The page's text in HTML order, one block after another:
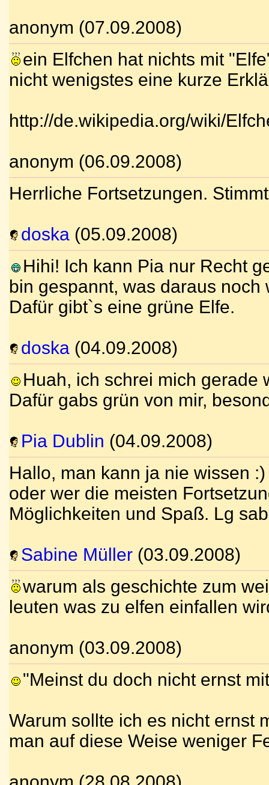
anonym (07.09.2008)
ein Elfchen hat nichts mit
nicht wenigstes eine kurze
http://de.wikipedia.org/wiki/
anonym (06.09.2008)
Herrliche Fortsetzungen.
doska (05.09.2008)
Hihi! Ich kann Pia nur Recht
bin gespannt, was daraus noch
Dafür gibt`s eine grüne Elfe.
doska (04.09.2008)
Huah, ich schrei mich gerade
Dafür gabs grün von mir,
Pia Dublin (04.09.2008)
Hallo, man kann ja nie wissen
oder wer die meisten
Möglichkeiten und Spaß. Lg
Sabine Müller (03.09.2008)
warum als geschichte zum
leuten was zu elfen einfallen
anonym (03.09.2008)
"Meinst du doch nicht ernst
Warum sollte ich es nicht ernst
man auf diese Weise weniger